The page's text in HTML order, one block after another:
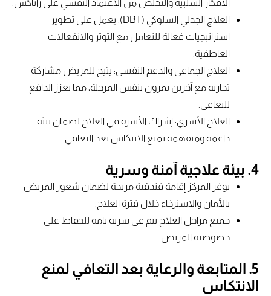
الأفكار السلبية والتخلص من الاعتماد النفسي على زاناكس.
العلاج الجدلي السلوكي (DBT): يعمل على تطوير
استراتيجيات فعالة للتعامل مع التوتر والانفعالات
العاطفية.
العلاج الجماعي والدعم النفسي: يتيح للمريض مشاركة
تجاربه مع آخرين يمرون بنفس المرحلة، مما يعزز الدافع
للتعافي.
العلاج الأسري: إشراك الأسرة في العلاج لضمان بيئة
داعمة ومتفهمة تمنع الانتكاس بعد التعافي.
4. بيئة علاجية آمنة وسرية
يوفر المركز إقامة فندقية مريحة لضمان شعور المريض
بالأمان والاسترخاء خلال فترة العلاج.
جميع مراحل العلاج تتم في سرية تامة للحفاظ على
خصوصية المريض.
5. المتابعة والرعاية بعد التعافي لمنع
الانتكاس